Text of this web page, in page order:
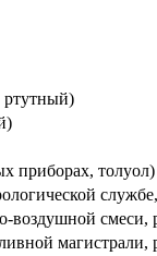
ртутный)
приборах, толуол)
воздушной смеси,
магистрали,